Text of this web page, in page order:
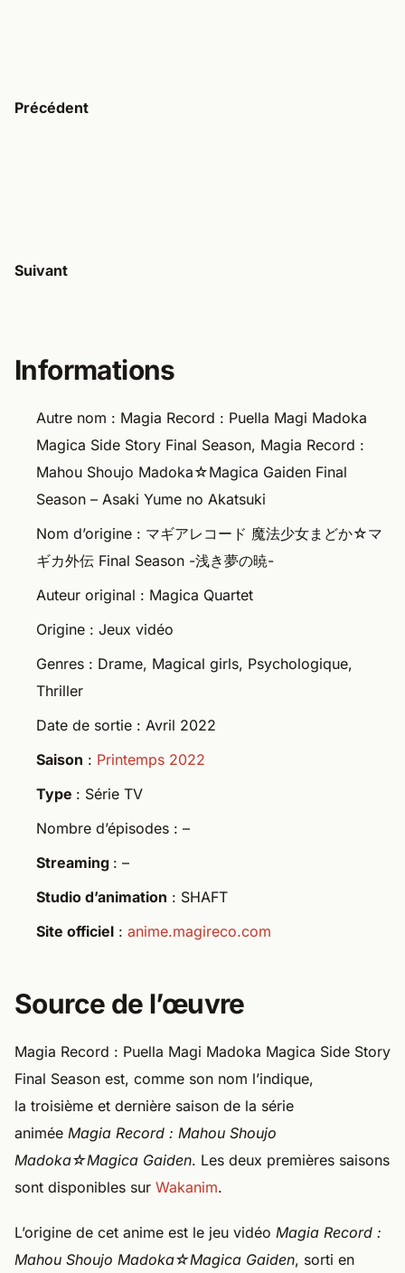
Précédent
Suivant
Informations
Autre nom : Magia Record : Puella Magi Madoka
Magica Side Story Final Season, Magia Record :
Mahou Shoujo Madoka☆Magica Gaiden Final
Season – Asaki Yume no Akatsuki
Nom d’origine : マギアレコード 魔法少女まどか☆マ
ギカ外伝 Final Season -浅き夢の暁-
Auteur original : Magica Quartet
Origine : Jeux vidéo
Genres : Drame, Magical girls, Psychologique,
Thriller
Date de sortie : Avril 2022
Saison : Printemps 2022
Type : Série TV
Nombre d’épisodes : –
Streaming : –
Studio d’animation : SHAFT
Site officiel : anime.magireco.com
Source de l’œuvre
Magia Record : Puella Magi Madoka Magica Side Story
Final Season est, comme son nom l’indique,
la troisième et dernière saison de la série
animée Magia Record : Mahou Shoujo
Madoka☆Magica Gaiden. Les deux premières saisons
sont disponibles sur Wakanim.
L’origine de cet anime est le jeu vidéo Magia Record :
Mahou Shoujo Madoka☆Magica Gaiden, sorti en